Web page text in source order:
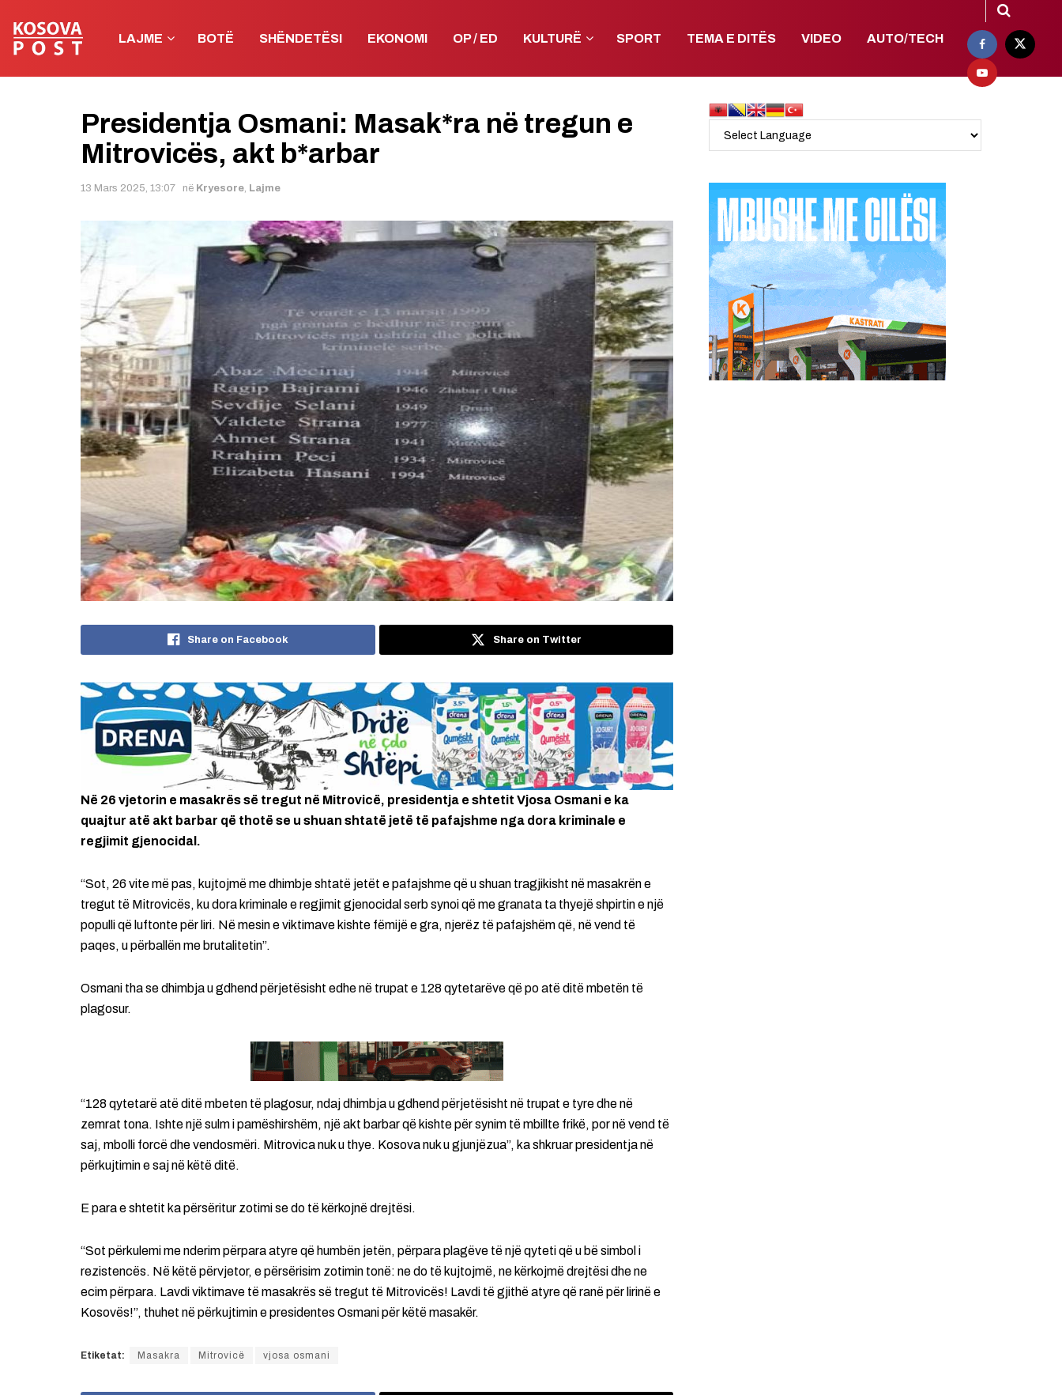
LAJME BOTË SHËNDETËSI EKONOMI OP / ED KULTURË SPORT TEMA E DITËS VIDEO AUTO/TECH
Presidentja Osmani: Masak*ra në tregun e
Mitrovicës, akt b*arbar
13 Mars 2025, 13:07 në Kryesore, Lajme
Share on Facebook Share on Twitter
Në 26 vjetorin e masakrës së tregut në Mitrovicë, presidentja e shtetit Vjosa Osmani e ka
quajtur atë akt barbar që thotë se u shuan shtatë jetë të pafajshme nga dora kriminale e
regjimit gjenocidal.
“Sot, 26 vite më pas, kujtojmë me dhimbje shtatë jetët e pafajshme që u shuan tragjikisht në masakrën e
tregut të Mitrovicës, ku dora kriminale e regjimit gjenocidal serb synoi që me granata ta thyejë shpirtin e një
populli që luftonte për liri. Në mesin e viktimave kishte fëmijë e gra, njerëz të pafajshëm që, në vend të
paqes, u përballën me brutalitetin”.
Osmani tha se dhimbja u gdhend përjetësisht edhe në trupat e 128 qytetarëve që po atë ditë mbetën të
plagosur.
“128 qytetarë atë ditë mbeten të plagosur, ndaj dhimbja u gdhend përjetësisht në trupat e tyre dhe në
zemrat tona. Ishte një sulm i pamëshirshëm, një akt barbar që kishte për synim të mbillte frikë, por në vend të
saj, mbolli forcë dhe vendosmëri. Mitrovica nuk u thye. Kosova nuk u gjunjëzua”, ka shkruar presidentja në
përkujtimin e saj në këtë ditë.
E para e shtetit ka përsëritur zotimi se do të kërkojnë drejtësi.
“Sot përkulemi me nderim përpara atyre që humbën jetën, përpara plagëve të një qyteti që u bë simbol i
rezistencës. Në këtë përvjetor, e përsërisim zotimin tonë: ne do të kujtojmë, ne kërkojmë drejtësi dhe ne
ecim përpara. Lavdi viktimave të masakrës së tregut të Mitrovicës! Lavdi të gjithë atyre që ranë për lirinë e
Kosovës!”, thuhet në përkujtimin e presidentes Osmani për këtë masakër.
Etiketat: Masakra Mitrovicë vjosa osmani